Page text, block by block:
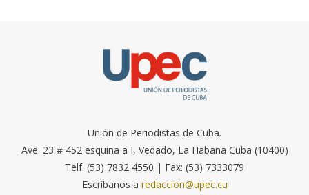
Unión de Periodistas de Cuba.
Ave. 23 # 452 esquina a I, Vedado, La Habana Cuba (10400)
Telf. (53) 7832 4550 | Fax: (53) 7333079
Escríbanos a redaccion@upec.cu